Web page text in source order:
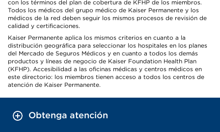
con los términos del plan de cobertura de KFHP de los miembros.
Todos los médicos del grupo médico de Kaiser Permanente y los
médicos de la red deben seguir los mismos procesos de revisión de
calidad y certificaciones.
Kaiser Permanente aplica los mismos criterios en cuanto a la
distribución geográfica para seleccionar los hospitales en los planes
del Mercado de Seguros Médicos y en cuanto a todos los demás
productos y líneas de negocio de Kaiser Foundation Health Plan
(KFHP). Accesibilidad a las oficinas médicas y centros médicos en
este directorio: los miembros tienen acceso a todos los centros de
atención de Kaiser Permanente.
Obtenga atención